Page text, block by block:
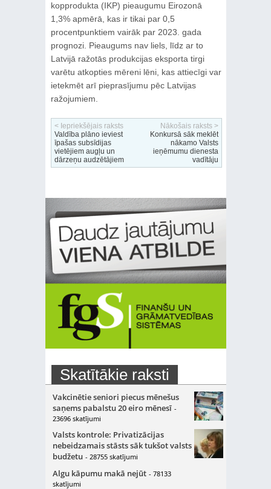
kopprodukta (IKP) pieaugumu Eirozonā
1,3% apmērā, kas ir tikai par 0,5
procentpunktiem vairāk par 2023. gada
prognozi. Pieaugums nav liels, līdz ar to
Latvijā ražotās produkcijas eksporta tirgi
varētu atkopties mēreni lēni, kas attiecīgi var
ietekmēt arī pieprasījumu pēc Latvijas
ražojumiem.
< Iepriekšējais raksts
Valdība plāno ieviest
īpašas subsīdijas
vietējiem augļu un
dārzeņu audzētājiem
Nākošais raksts >
Konkursā sāk meklēt
nākamo Valsts
ieņēmumu dienesta
vadītāju
Skatītākie raksti
Vakcinētie seniori piecus mēnešus
saņems pabalstu 20 eiro mēnesī -
23696 skatījumi
Valsts kontrole: Privatizācijas
nebeidzamais stāsts sāk tukšot valsts
budžetu - 28755 skatījumi
Algu kāpumu makā nejūt - 78133
skatījumi